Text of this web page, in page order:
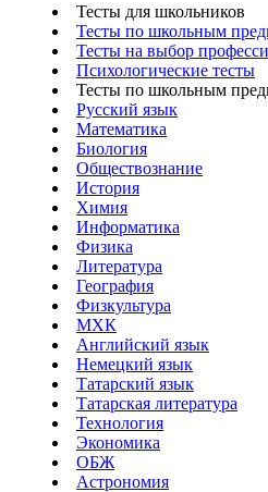
Тесты для школьников
Тесты по школьным
Тесты на выбор
Психологические тесты
Тесты по школьным
Русский язык
Математика
Биология
Обществознание
История
Химия
Информатика
Физика
Литература
География
Физкультура
МХК
Английский язык
Немецкий язык
Татарский язык
Татарская литература
Технология
Экономика
ОБЖ
Астрономия